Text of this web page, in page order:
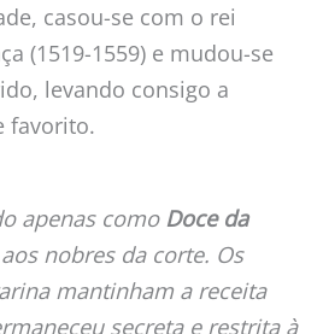
casou-se com o rei
(1519-1559) e mudou-se
levando consigo a
favorito.
apenas como Doce da
nobres da corte. Os
mantinham a receita
secreta e restrita à